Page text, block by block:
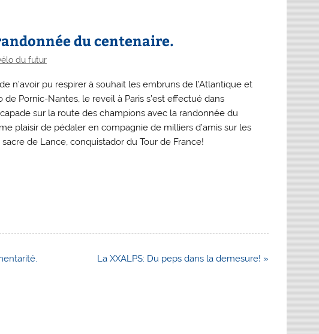
du centenaire.
du futur
n’avoir pu respirer à souhait les embruns de l’Atlantique et
Pornic-Nantes, le reveil à Paris s’est effectué dans
sur la route des champions avec la randonnée du
plaisir de pédaler en compagnie de milliers d’amis sur les
de Lance, conquistador du Tour de France!
La XXALPS: Du peps dans la demesure! »